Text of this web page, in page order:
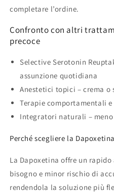
completare l’ordine.
Confronto con altri
precoce
Selective Serotonin
assunzione quotidiana
Anestetici topici – crema
Terapie comportamentali
Integratori naturali –
Perché scegliere la
La Dapoxetina offre un
bisogno e minor rischio di
rendendola la soluzione più